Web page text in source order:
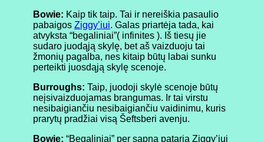
Bowie: Kaip tik taip. Tai ir nereiškia pasaulio
pabaigos Ziggy’iui. Galas priartėja tada, kai
atvyksta “begaliniai”( infinites ). Iš tiesų jie
sudaro juodąją skylę, bet aš vaizduoju tai
žmonių pagalba, nes kitaip būtų labai sunku
perteikti juosdąją skylę scenoje.
Burroughs: Taip, juodoji skylė scenoje būtų
neįsivaizduojamas brangumas. Ir tai virstu
nesibaigiančiu nesibaigiančiu vaidinimu, kuris
prarytų pradžiai visą Šeftsberi avenju.
Bowie: “Begaliniai” per sapną pataria Ziggy’iui